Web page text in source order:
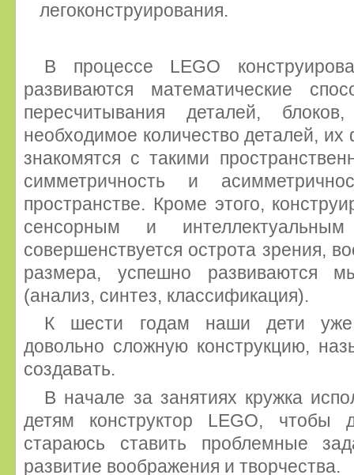
легоконструирования.
В процессе LEGO
развиваются математические
пересчитывания деталей,
необходимое количество деталей,
знакомятся с такими
симметричность и
пространстве. Кроме этого,
сенсорным и
совершенствуется острота зрения,
размера, успешно развиваются
(анализ, синтез, классификация).
К шести годам наши дети уже
довольно сложную конструкцию,
создавать.
В начале за занятиях кружка
детям конструктор LEGO, чтобы
стараюсь ставить проблемные
развитие воображения и творчества.